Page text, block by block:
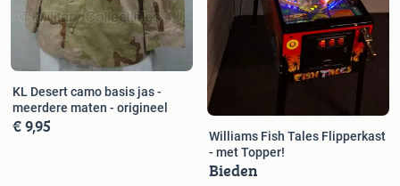
KL Desert camo basis jas -
meerdere maten - origineel
€ 9,95
Williams Fish Tales Flipperkast
- met Topper!
Bieden